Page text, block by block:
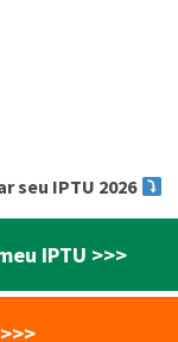
seu IPTU 2026
IPTU >>>
>>>